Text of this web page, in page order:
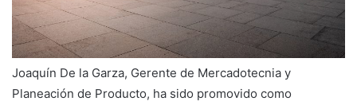
Joaquín De la Garza, Gerente de Mercadotecnia y
Planeación de Producto, ha sido promovido como